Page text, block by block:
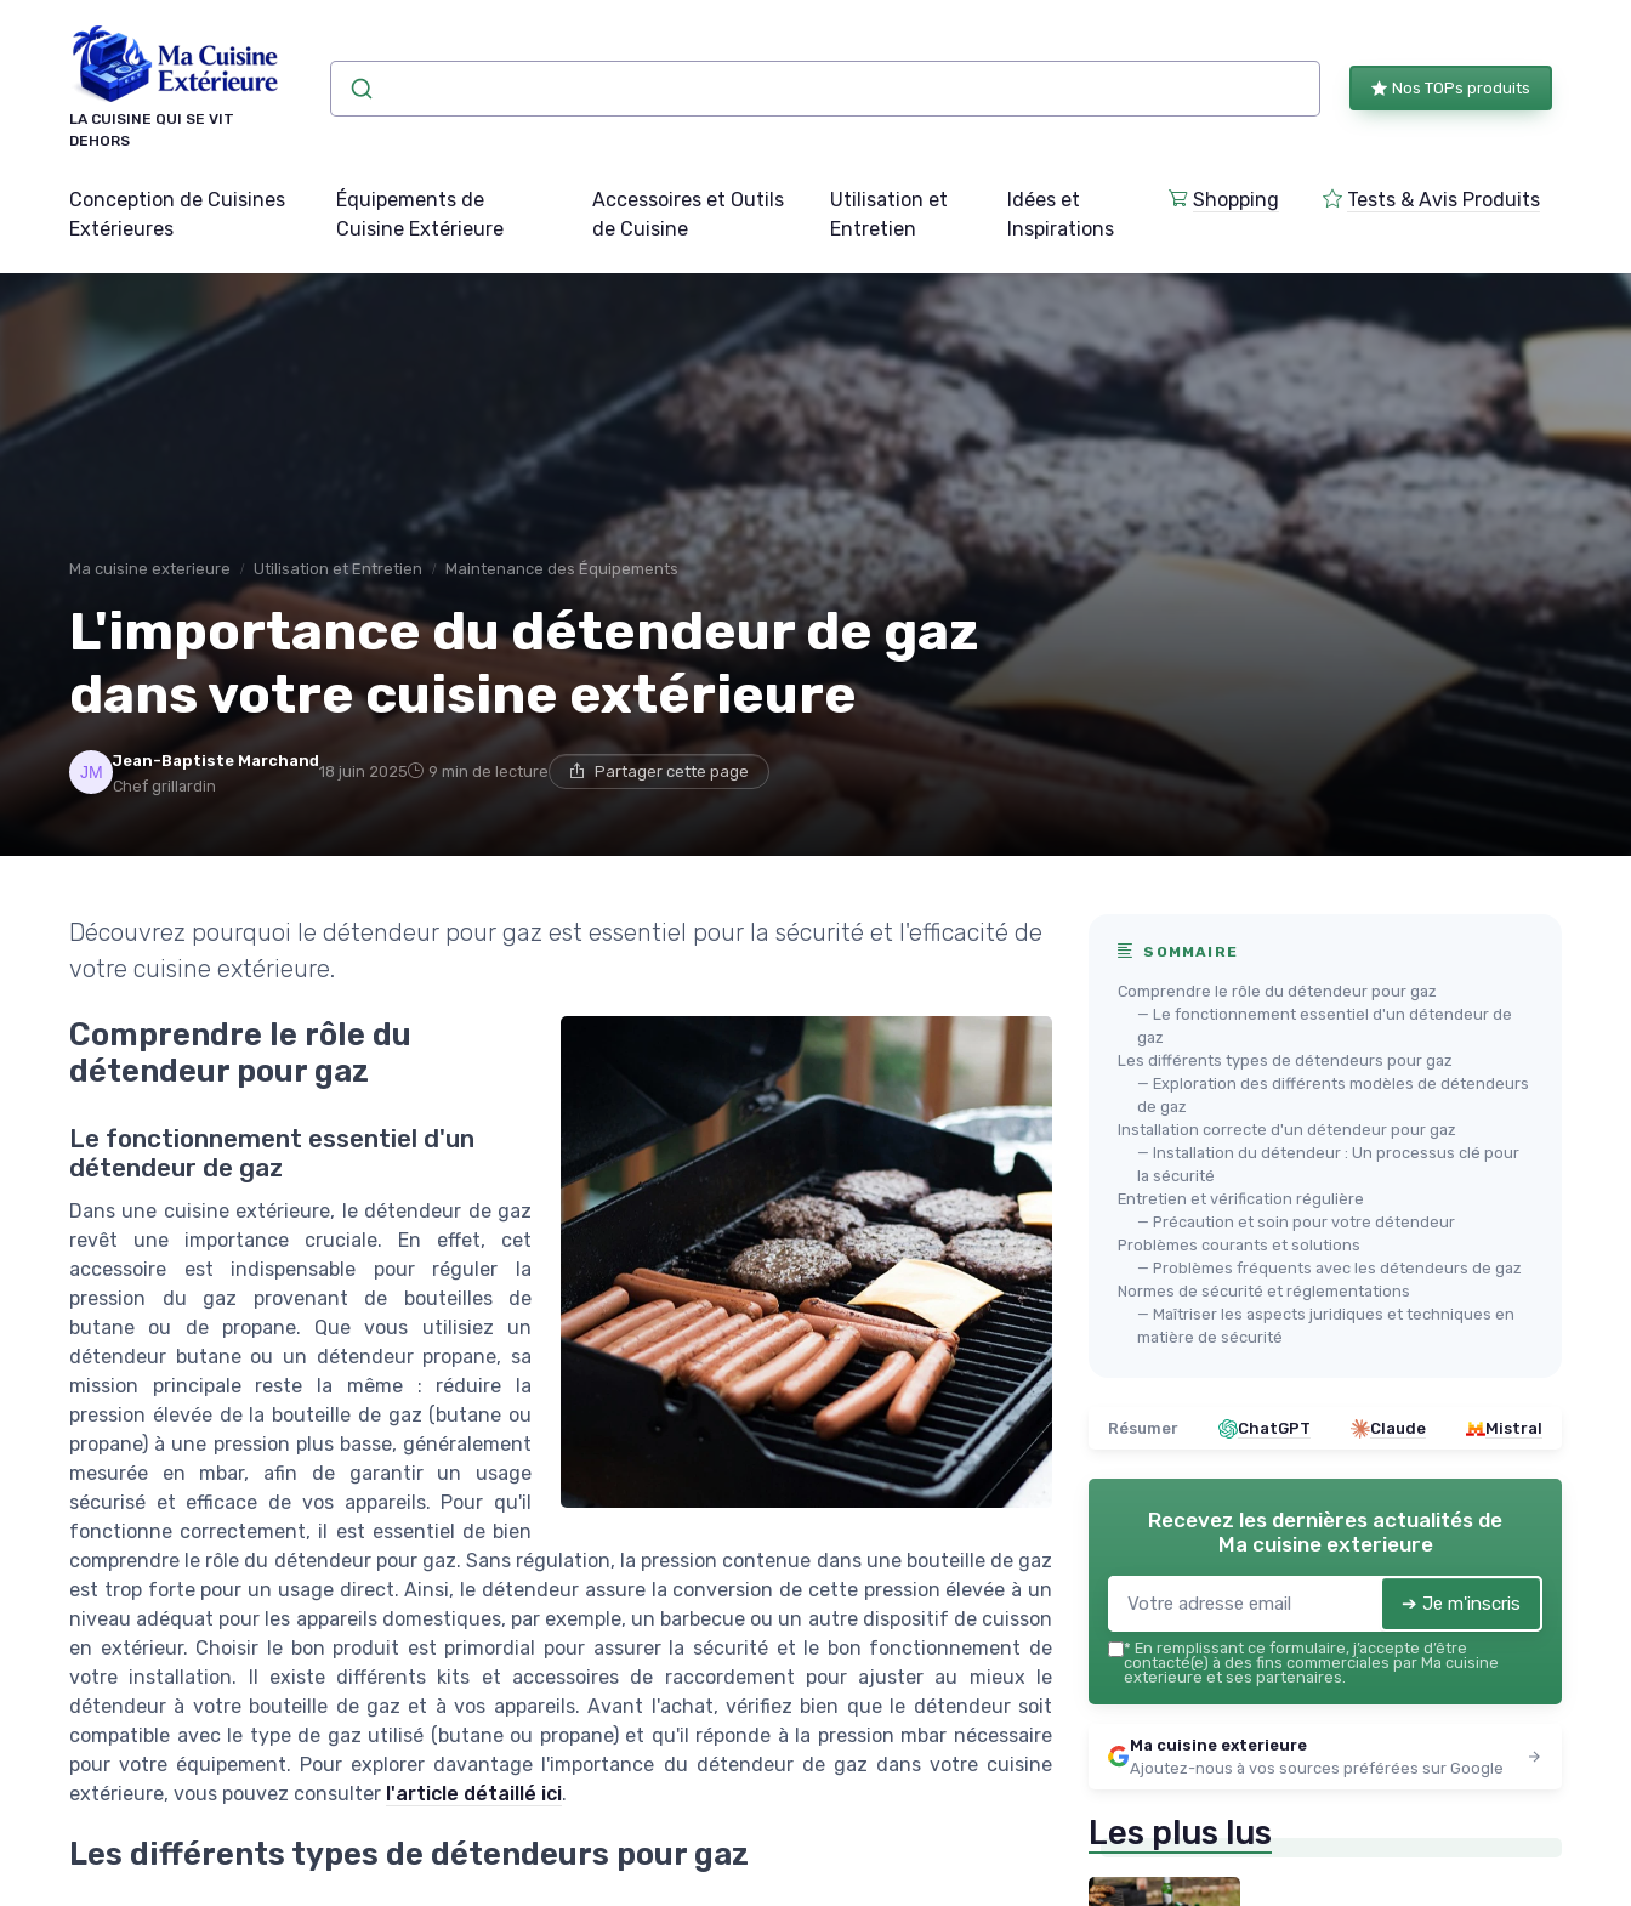
LA CUISINE QUI SE VIT
DEHORS
Nos TOPs produits
Conception de Cuisines
Extérieures
Équipements de
Cuisine Extérieure
Accessoires et Outils
de Cuisine
Utilisation et
Entretien
Idées et
Inspirations
Shopping Tests & Avis Produits
Ma cuisine exterieure Utilisation et Entretien Maintenance des Équipements
L'importance du détendeur de gaz
dans votre cuisine extérieure
Jean-Baptiste Marchand
Chef grillardin
18 juin 2025 9 min de lecture Partager cette page
Découvrez pourquoi le détendeur pour gaz est essentiel pour la sécurité et l'efficacité de
votre cuisine extérieure.
Comprendre le rôle du
détendeur pour gaz
Le fonctionnement essentiel d'un
détendeur de gaz
Dans une cuisine extérieure, le détendeur de gaz
revêt une importance cruciale. En effet, cet
accessoire est indispensable pour réguler la
pression du gaz provenant de bouteilles de
butane ou de propane. Que vous utilisiez un
détendeur butane ou un détendeur propane, sa
mission principale reste la même : réduire la
pression élevée de la bouteille de gaz (butane ou
propane) à une pression plus basse, généralement
mesurée en mbar, afin de garantir un usage
sécurisé et efficace de vos appareils. Pour qu'il
fonctionne correctement, il est essentiel de bien
comprendre le rôle du détendeur pour gaz. Sans régulation, la pression contenue dans une bouteille de gaz
est trop forte pour un usage direct. Ainsi, le détendeur assure la conversion de cette pression élevée à un
niveau adéquat pour les appareils domestiques, par exemple, un barbecue ou un autre dispositif de cuisson
en extérieur. Choisir le bon produit est primordial pour assurer la sécurité et le bon fonctionnement de
votre installation. Il existe différents kits et accessoires de raccordement pour ajuster au mieux le
détendeur à votre bouteille de gaz et à vos appareils. Avant l'achat, vérifiez bien que le détendeur soit
compatible avec le type de gaz utilisé (butane ou propane) et qu'il réponde à la pression mbar nécessaire
pour votre équipement. Pour explorer davantage l'importance du détendeur de gaz dans votre cuisine
extérieure, vous pouvez consulter l'article détaillé ici.
Les différents types de détendeurs pour gaz
SOMMAIRE
Comprendre le rôle du détendeur pour gaz
— Le fonctionnement essentiel d'un détendeur de
gaz
Les différents types de détendeurs pour gaz
— Exploration des différents modèles de détendeurs
de gaz
Installation correcte d'un détendeur pour gaz
— Installation du détendeur : Un processus clé pour
la sécurité
Entretien et vérification régulière
— Précaution et soin pour votre détendeur
Problèmes courants et solutions
— Problèmes fréquents avec les détendeurs de gaz
Normes de sécurité et réglementations
— Maîtriser les aspects juridiques et techniques en
matière de sécurité
Résumer ChatGPT Claude Mistral
Recevez les dernières actualités de
Ma cuisine exterieure
➔ Je m'inscris
* En remplissant ce formulaire, j’accepte d’être
contacté(e) à des fins commerciales par Ma cuisine
exterieure et ses partenaires.
Ma cuisine exterieure
Ajoutez-nous à vos sources préférées sur Google
Les plus lus